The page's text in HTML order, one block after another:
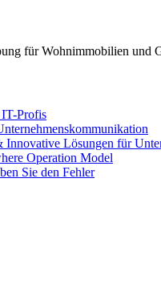
für Wohnimmobilien und
Profis
Lösungen für
Operation Model
Sie den Fehler